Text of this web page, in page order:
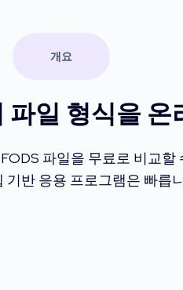
개요
파일 형식을
파일을 무료로 비교
반 응용 프로그램은 빠릅